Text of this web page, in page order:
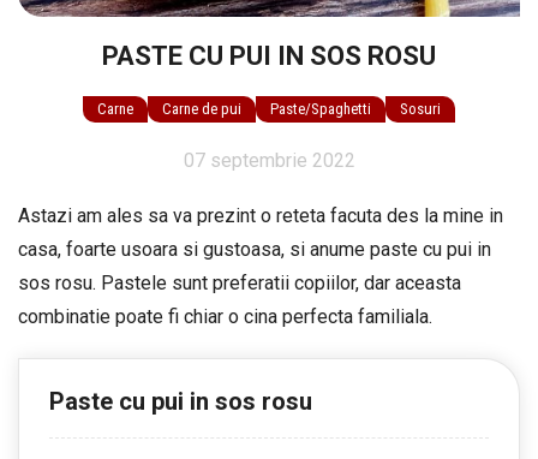
PASTE CU PUI IN SOS ROSU
Carne Carne de pui Paste/Spaghetti Sosuri
07 septembrie 2022
Astazi am ales sa va prezint o reteta facuta des la mine in
casa, foarte usoara si gustoasa, si anume paste cu pui in
sos rosu. Pastele sunt preferatii copiilor, dar aceasta
combinatie poate fi chiar o cina perfecta familiala.
Paste cu pui in sos rosu